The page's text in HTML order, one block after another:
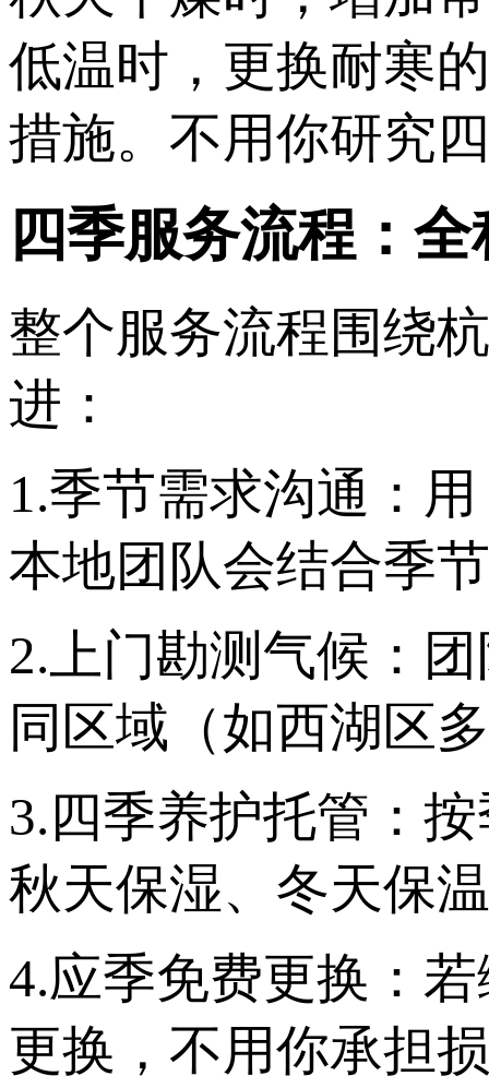
低温时，更换耐寒
措施。不用你研究
四季服务流程：
整个服务流程围绕
进：
1.季节需求沟通：
本地团队会结合季
2.上门勘测气候：
同区域（如西湖区
3.四季养护托管：
秋天保湿、冬天保
4.应季免费更换：
更换，不用你承担